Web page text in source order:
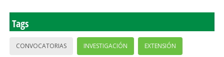
Tags
CONVOCATORIAS INVESTIGACIÓN EXTENSIÓN